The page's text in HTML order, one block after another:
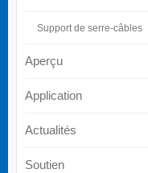
Support de serre-câbles
Aperçu
Application
Actualités
Soutien